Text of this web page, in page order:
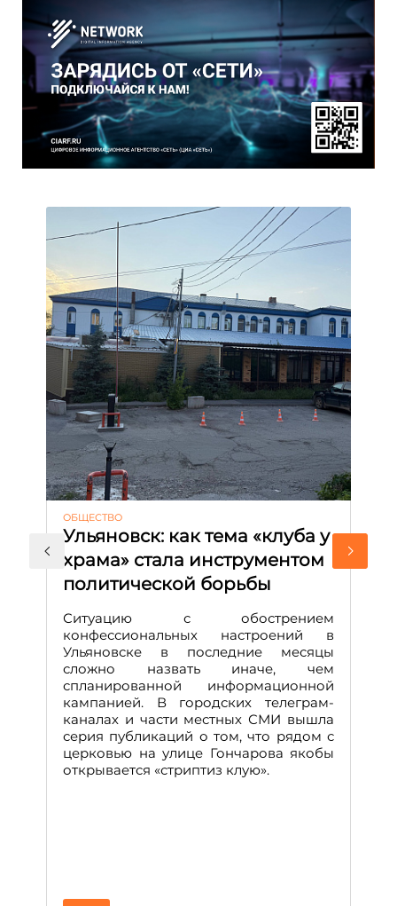
ОБЩЕСТВО
Ульяновск: как тема «клуба у
храма» стала инструментом
политической борьбы
Ситуацию с обострением
конфессиональных настроений в
Ульяновске в последние месяцы
сложно назвать иначе, чем
спланированной информационной
кампанией. В городских телеграм-
каналах и части местных СМИ вышла
серия публикаций о том, что рядом с
церковью на улице Гончарова якобы
открывается «стриптиз клую».